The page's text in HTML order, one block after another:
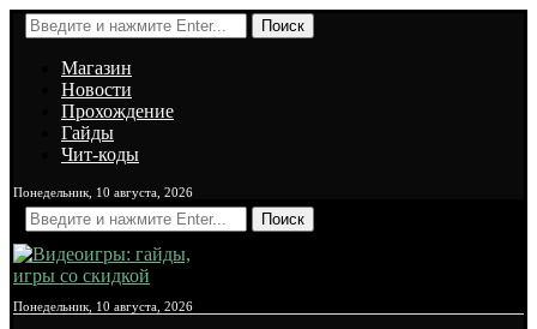
Поиск
Магазин
Новости
Прохождение
Гайды
Чит-коды
Понедельник, 10 августа, 2026
Поиск
Понедельник, 10 августа, 2026